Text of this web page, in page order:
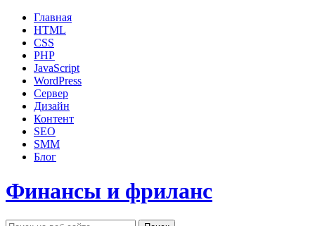
Главная
HTML
CSS
PHP
JavaScript
WordPress
Сервер
Дизайн
Контент
SEO
SMM
Блог
Финансы и фриланс